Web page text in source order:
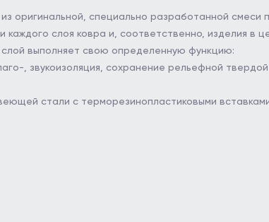
оригинальной, специально разработанной смеси
слоя ковра и, соответственно, изделия в
слой выполняет свою определенную функцию:
, звукоизоляция, сохранение рельефной
стали с терморезинопластиковыми